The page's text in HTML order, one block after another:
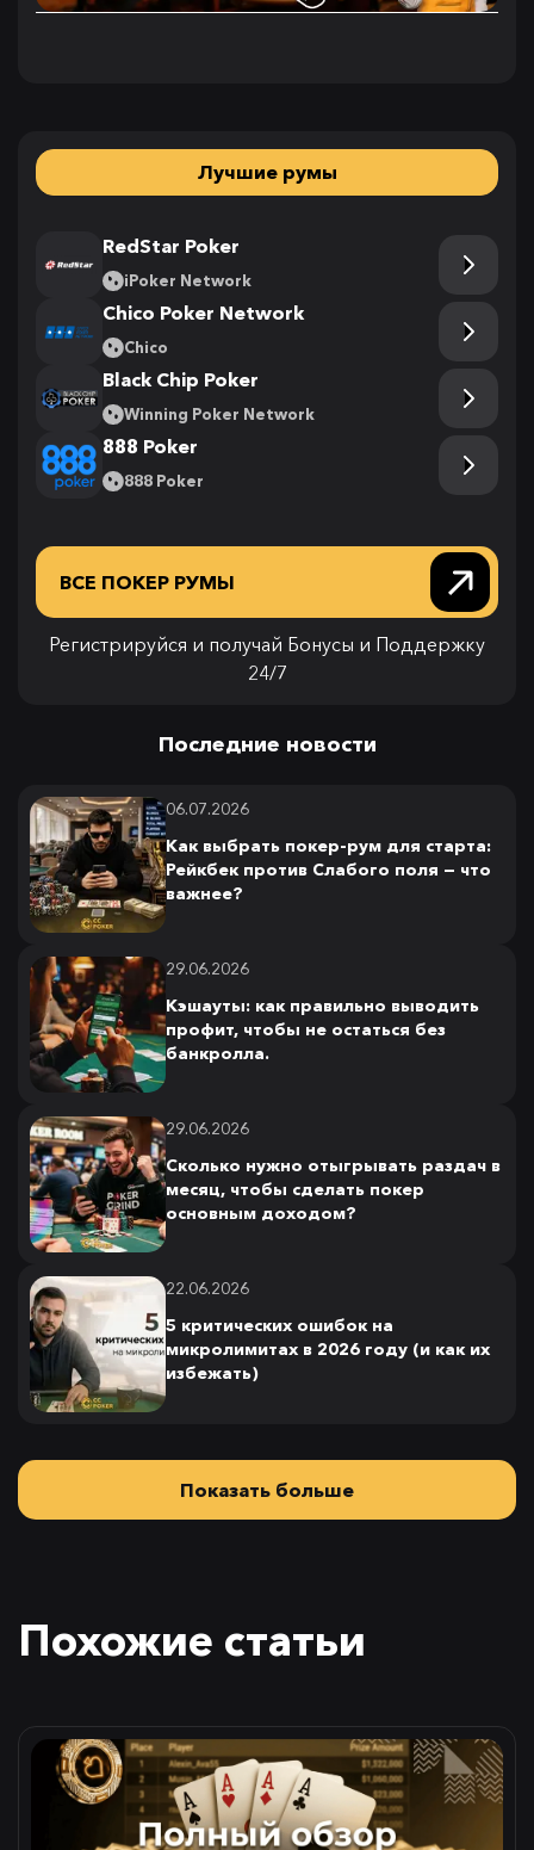
Лучшие румы
RedStar Poker
iPoker Network
Chico Poker Network
Chico
Black Chip Poker
Winning Poker Network
888 Poker
888 Poker
ВСЕ ПОКЕР РУМЫ
Регистрируйся и получай Бонусы и Поддержку
24/7
Последние новости
06.07.2026
Как выбрать покер-рум для старта:
Рейкбек против Слабого поля — что
важнее?
29.06.2026
Кэшауты: как правильно выводить
профит, чтобы не остаться без
банкролла.
29.06.2026
Сколько нужно отыгрывать раздач в
месяц, чтобы сделать покер
основным доходом?
22.06.2026
5 критических ошибок на
микролимитах в 2026 году (и как их
избежать)
Показать больше
Похожие статьи